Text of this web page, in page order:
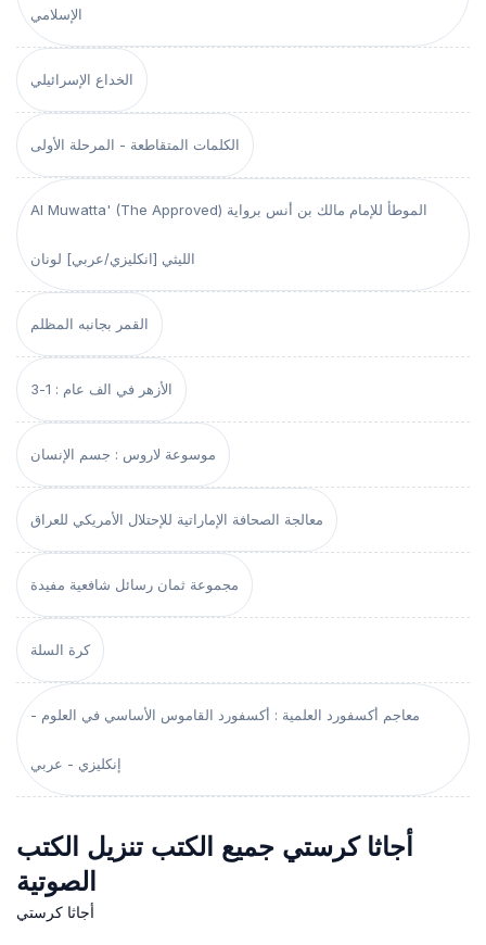
الإسلامي
الخداع الإسرائيلي
الكلمات المتقاطعة - المرحلة الأولى
Al Muwatta' (The Approved) الموطأ للإمام مالك بن أنس برواية
الليثي [انكليزي/عربي] لونان
القمر بجانبه المظلم
الأزهر في الف عام : 1-3
موسوعة لاروس : جسم الإنسان
معالجة الصحافة الإماراتية للإحتلال الأمريكي للعراق
مجموعة ثمان رسائل شافعية مفيدة
كرة السلة
معاجم أكسفورد العلمية : أكسفورد القاموس الأساسي في العلوم -
إنكليزي - عربي
أجاثا كرستي جميع الكتب تنزيل الكتب
الصوتية
أجاثا كرستي